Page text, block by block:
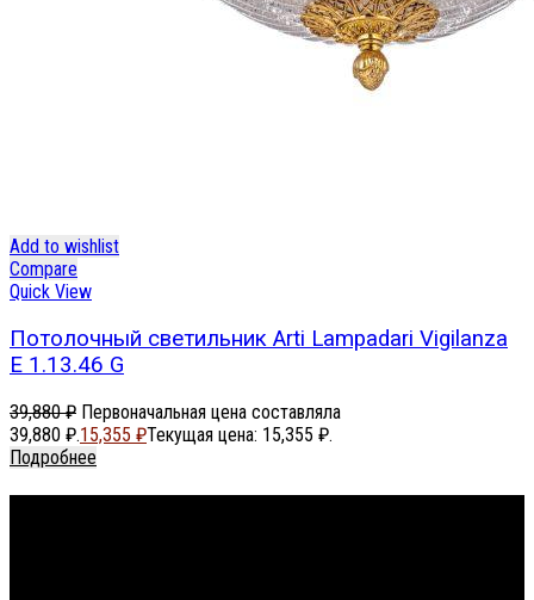
Add to wishlist
Compare
Quick View
Потолочный светильник Arti Lampadari Vigilanza
E 1.13.46 G
39,880₽ Первоначальная цена составляла
39,880 ₽.15,355 ₽Текущая цена: 15,355 ₽.
Подробнее